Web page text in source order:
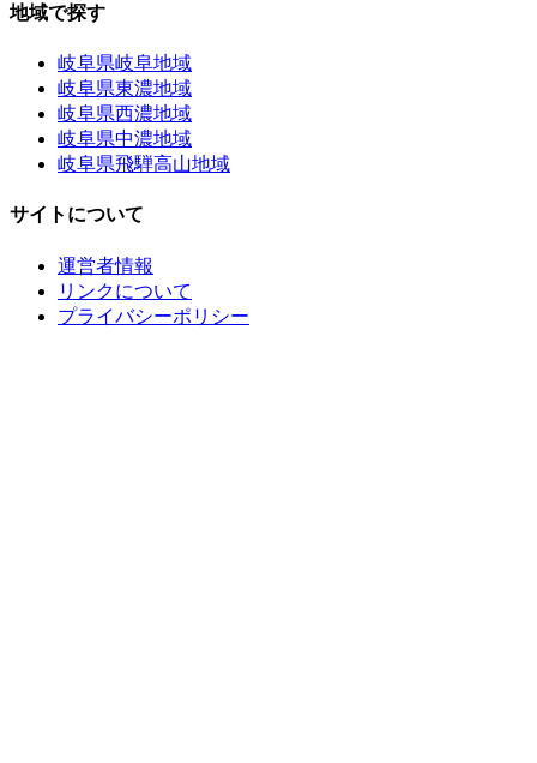
地域で探す
岐阜県岐阜地域
岐阜県東濃地域
岐阜県西濃地域
岐阜県中濃地域
岐阜県飛騨高山地域
サイトについて
運営者情報
リンクについて
プライバシーポリシー